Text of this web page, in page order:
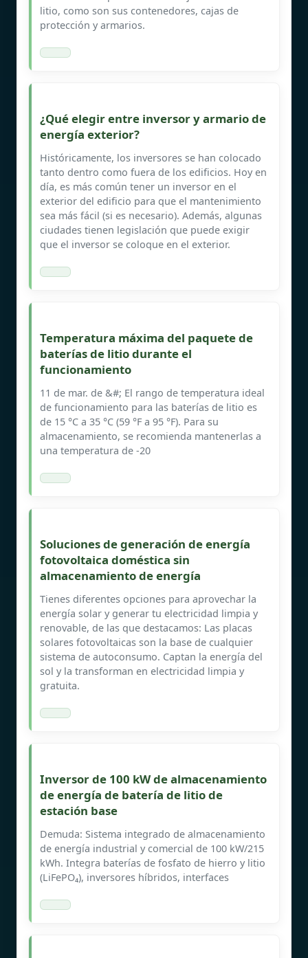
litio, como son sus contenedores, cajas de
protección y armarios.
¿Qué elegir entre inversor y armario de
energía exterior?
Históricamente, los inversores se han colocado
tanto dentro como fuera de los edificios. Hoy en
día, es más común tener un inversor en el
exterior del edificio para que el mantenimiento
sea más fácil (si es necesario). Además, algunas
ciudades tienen legislación que puede exigir
que el inversor se coloque en el exterior.
Temperatura máxima del paquete de
baterías de litio durante el
funcionamiento
11 de mar. de &#; El rango de temperatura ideal
de funcionamiento para las baterías de litio es
de 15 °C a 35 °C (59 °F a 95 °F). Para su
almacenamiento, se recomienda mantenerlas a
una temperatura de -20
Soluciones de generación de energía
fotovoltaica doméstica sin
almacenamiento de energía
Tienes diferentes opciones para aprovechar la
energía solar y generar tu electricidad limpia y
renovable, de las que destacamos: Las placas
solares fotovoltaicas son la base de cualquier
sistema de autoconsumo. Captan la energía del
sol y la transforman en electricidad limpia y
gratuita.
Inversor de 100 kW de almacenamiento
de energía de batería de litio de
estación base
Demuda: Sistema integrado de almacenamiento
de energía industrial y comercial de 100 kW/215
kWh. Integra baterías de fosfato de hierro y litio
(LiFePO₄), inversores híbridos, interfaces